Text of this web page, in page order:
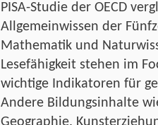
PISA-Studie der OECD
Allgemeinwissen der
Mathematik und
Lesefähigkeit stehen im
wichtige Indikatoren für
Andere Bildungsinhalte